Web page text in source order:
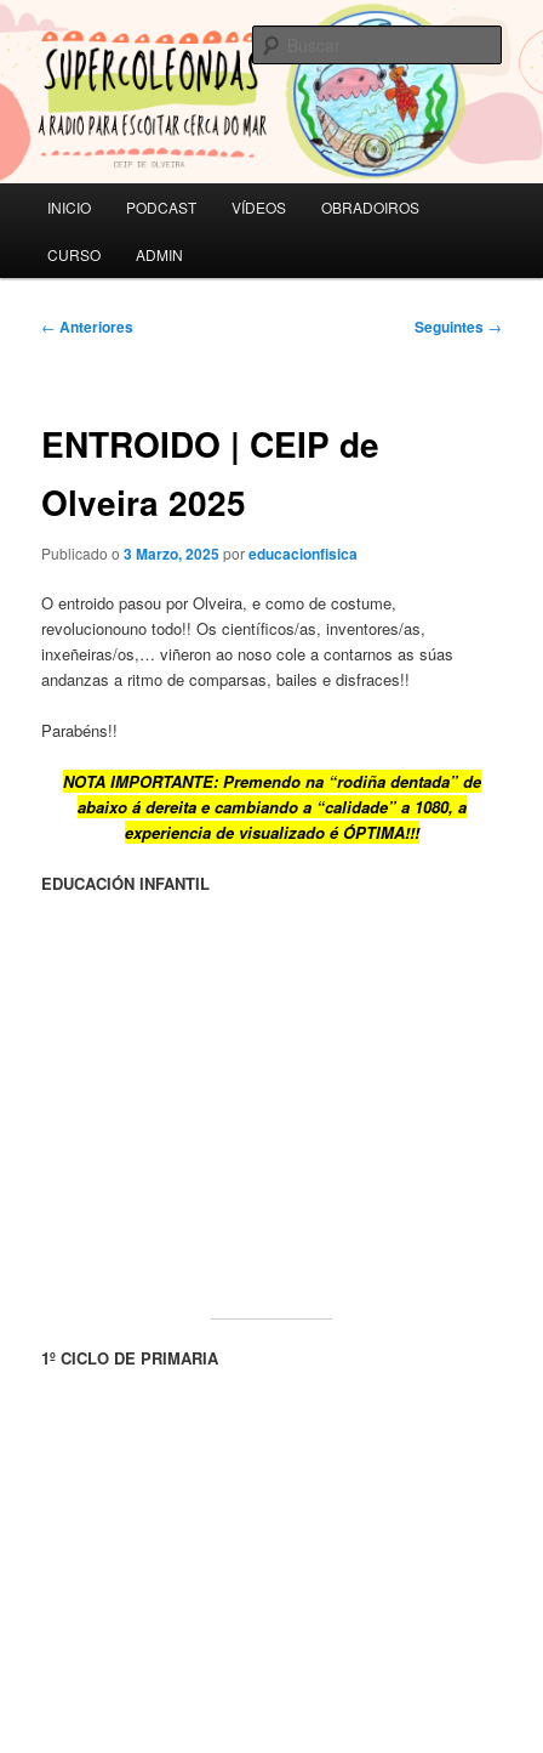
Saltar
ao
contido
principalSUPERCOLEONDAS
A RADIO PARA ESCOITAR CERCA DO MAR | CEIP de Olveira
principal
INICIO PODCAST VÍDEOS OBRADOIROS
CURSO ADMIN
Navegación
← Anteriores Seguintes →
ENTROIDO | CEIP de
Olveira 2025
Publicado o3 Marzo, 2025poreducacionfisica
O entroido pasou por Olveira, e como de costume,
revolucionouno todo!! Os científicos/as, inventores/as,
inxeñeiras/os,… viñeron ao noso cole a contarnos as súas
andanzas a ritmo de comparsas, bailes e disfraces!!
Parabéns!!
NOTA IMPORTANTE: Premendo na “rodiña dentada” de
abaixo á dereita e cambiando a “calidade” a 1080, a
experiencia de visualizado é ÓPTIMA!!!
EDUCACIÓN INFANTIL
1º CICLO DE PRIMARIA